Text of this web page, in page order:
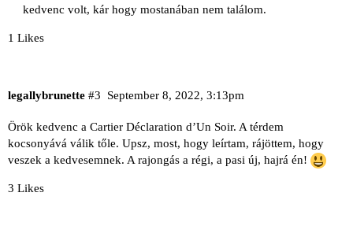
kedvenc volt, kár hogy mostanában nem találom.
1 Likes
legallybrunette September 8, 2022, 3:13pm
#3
Örök kedvenc a Cartier Déclaration d’Un Soir. A térdem
kocsonyává válik tőle. Upsz, most, hogy leírtam, rájöttem, hogy
veszek a kedvesemnek. A rajongás a régi, a pasi új, hajrá én!
3 Likes